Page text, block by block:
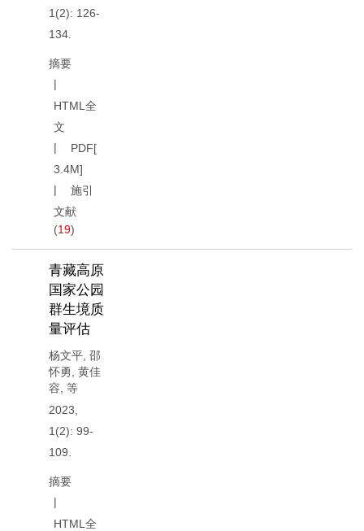
1(2): 126-
134.
摘要
HTML全
文
PDF[
3.4M]
施引
文献
(19)
青藏高原
国家公园
群生境质
量评估
杨文平 邵
怀勇 黄佳
容 等
2023,
1(2): 99-
109.
摘要
HTML全